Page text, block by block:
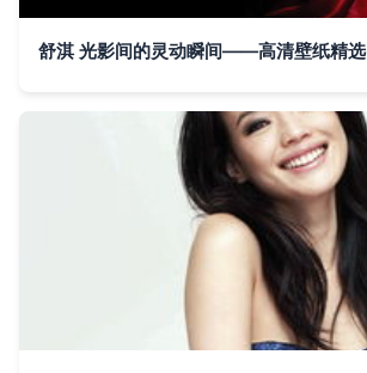
舒淇 光影间的灵动瞬间——高清壁纸精选